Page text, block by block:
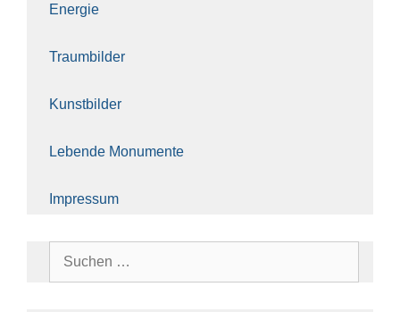
Ener­gie
Traum­bil­der
Kunst­bil­der
Leben­de Monu­men­te
Impres­sum